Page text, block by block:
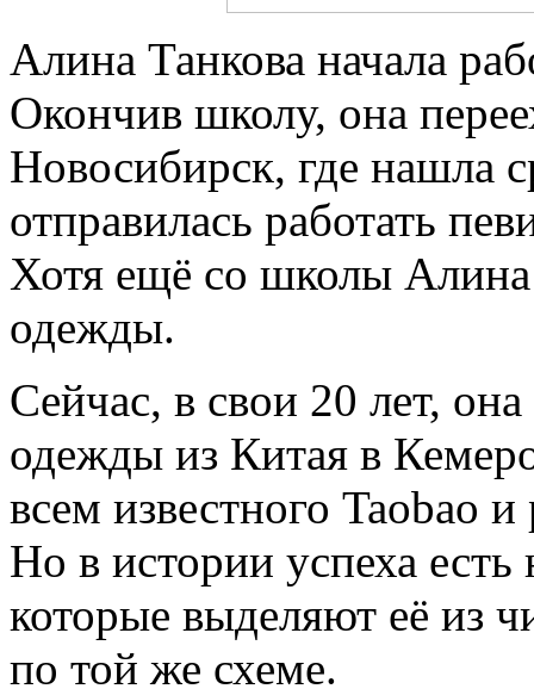
Алина Танкова начала
Окончив школу, она
Новосибирск, где нашла
отправилась работать
Хотя ещё со школы Алина
одежды.
Сейчас, в свои 20 лет,
одежды из Китая в
всем известного Taobao и
Но в истории успеха
которые выделяют её из
по той же схеме.